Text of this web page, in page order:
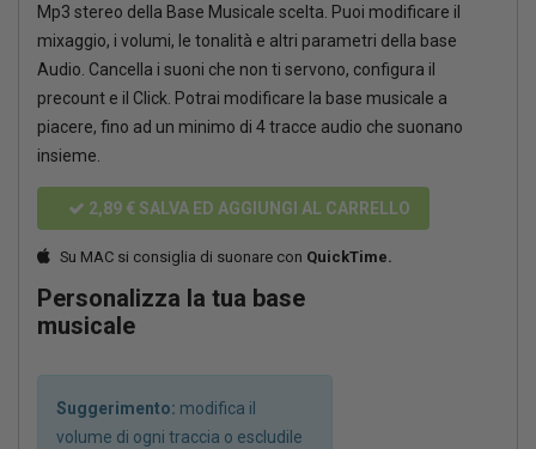
Mp3 stereo della Base Musicale scelta. Puoi modificare il
mixaggio, i volumi, le tonalità e altri parametri della base
Audio. Cancella i suoni che non ti servono, configura il
precount e il Click. Potrai modificare la base musicale a
piacere, fino ad un minimo di 4 tracce audio che suonano
insieme.
2,89 € SALVA ED AGGIUNGI AL CARRELLO
Su MAC si consiglia di suonare con QuickTime.
Personalizza la tua base
musicale
Suggerimento: modifica il
volume di ogni traccia o escludile